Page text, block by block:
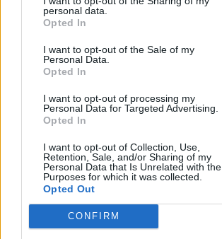
personal data.
Opted In
I want to opt-out of the Sale of my
Personal Data.
Opted In
I want to opt-out of processing my
Personal Data for Targeted Advertising.
Opted In
I want to opt-out of Collection, Use,
Retention, Sale, and/or Sharing of my
Personal Data that Is Unrelated with the
Purposes for which it was collected.
Opted Out
CONFIRM